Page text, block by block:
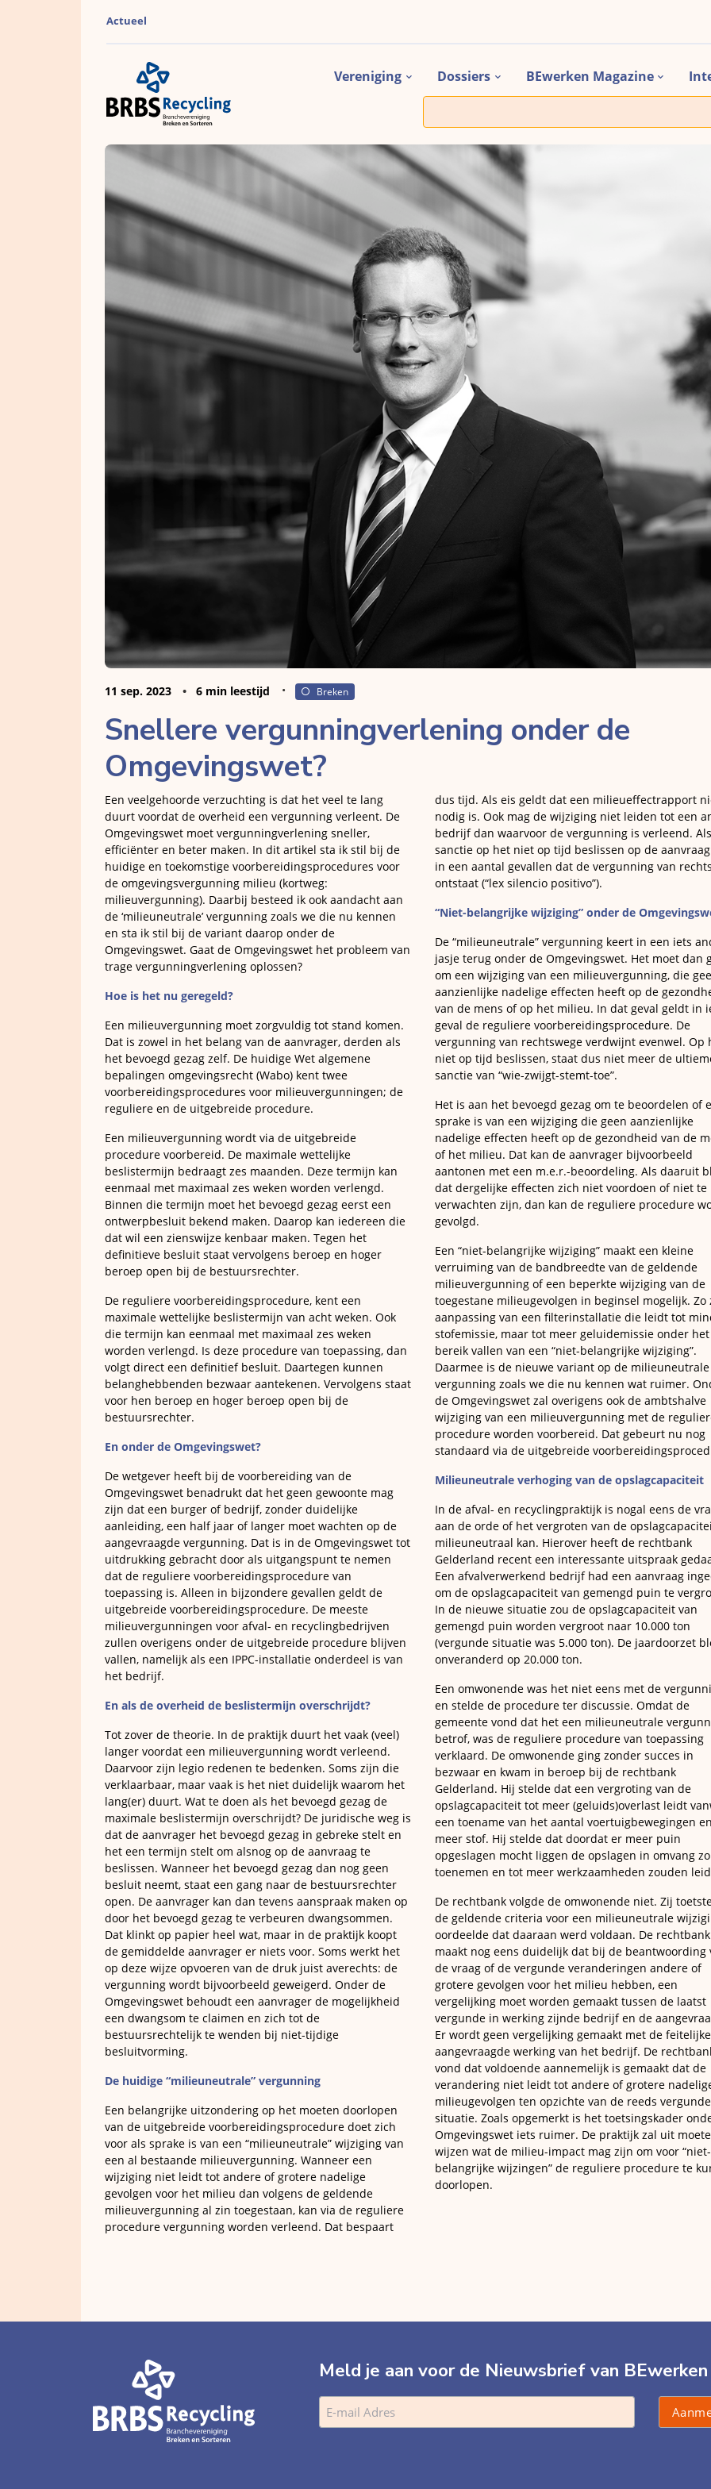
Actueel
Vereniging Dossiers BEwerken Magazine
11 sep. 2023 6 min leestijd Breken
Snellere vergunningverlening onder de
Omgevingswet?
Een veelgehoorde verzuchting is dat het veel te lang
duurt voordat de overheid een vergunning verleent. De
Omgevingswet moet vergunningverlening sneller,
efficiënter en beter maken. In dit artikel sta ik stil bij de
huidige en toekomstige voorbereidingsprocedures voor
de omgevingsvergunning milieu (kortweg:
milieuvergunning). Daarbij besteed ik ook aandacht aan
de ‘milieuneutrale’ vergunning zoals we die nu kennen
en sta ik stil bij de variant daarop onder de
Omgevingswet. Gaat de Omgevingswet het probleem van
trage vergunningverlening oplossen?
Hoe is het nu geregeld?
Een milieuvergunning moet zorgvuldig tot stand komen.
Dat is zowel in het belang van de aanvrager, derden als
het bevoegd gezag zelf. De huidige Wet algemene
bepalingen omgevingsrecht (Wabo) kent twee
voorbereidingsprocedures voor milieuvergunningen; de
reguliere en de uitgebreide procedure.
Een milieuvergunning wordt via de uitgebreide
procedure voorbereid. De maximale wettelijke
beslistermijn bedraagt zes maanden. Deze termijn kan
eenmaal met maximaal zes weken worden verlengd.
Binnen die termijn moet het bevoegd gezag eerst een
ontwerpbesluit bekend maken. Daarop kan iedereen die
dat wil een zienswijze kenbaar maken. Tegen het
definitieve besluit staat vervolgens beroep en hoger
beroep open bij de bestuursrechter.
De reguliere voorbereidingsprocedure, kent een
maximale wettelijke beslistermijn van acht weken. Ook
die termijn kan eenmaal met maximaal zes weken
worden verlengd. Is deze procedure van toepassing, dan
volgt direct een definitief besluit. Daartegen kunnen
belanghebbenden bezwaar aantekenen. Vervolgens staat
voor hen beroep en hoger beroep open bij de
bestuursrechter.
En onder de Omgevingswet?
De wetgever heeft bij de voorbereiding van de
Omgevingswet benadrukt dat het geen gewoonte mag
zijn dat een burger of bedrijf, zonder duidelijke
aanleiding, een half jaar of langer moet wachten op de
aangevraagde vergunning. Dat is in de Omgevingswet tot
uitdrukking gebracht door als uitgangspunt te nemen
dat de reguliere voorbereidingsprocedure van
toepassing is. Alleen in bijzondere gevallen geldt de
uitgebreide voorbereidingsprocedure. De meeste
milieuvergunningen voor afval- en recyclingbedrijven
zullen overigens onder de uitgebreide procedure blijven
vallen, namelijk als een IPPC-installatie onderdeel is van
het bedrijf.
En als de overheid de beslistermijn overschrijdt?
Tot zover de theorie. In de praktijk duurt het vaak (veel)
langer voordat een milieuvergunning wordt verleend.
Daarvoor zijn legio redenen te bedenken. Soms zijn die
verklaarbaar, maar vaak is het niet duidelijk waarom het
lang(er) duurt. Wat te doen als het bevoegd gezag de
maximale beslistermijn overschrijdt? De juridische weg is
dat de aanvrager het bevoegd gezag in gebreke stelt en
het een termijn stelt om alsnog op de aanvraag te
beslissen. Wanneer het bevoegd gezag dan nog geen
besluit neemt, staat een gang naar de bestuursrechter
open. De aanvrager kan dan tevens aanspraak maken op
door het bevoegd gezag te verbeuren dwangsommen.
Dat klinkt op papier heel wat, maar in de praktijk koopt
de gemiddelde aanvrager er niets voor. Soms werkt het
op deze wijze opvoeren van de druk juist averechts: de
vergunning wordt bijvoorbeeld geweigerd. Onder de
Omgevingswet behoudt een aanvrager de mogelijkheid
een dwangsom te claimen en zich tot de
bestuursrechtelijk te wenden bij niet-tijdige
besluitvorming.
De huidige “milieuneutrale” vergunning
Een belangrijke uitzondering op het moeten doorlopen
van de uitgebreide voorbereidingsprocedure doet zich
voor als sprake is van een “milieuneutrale” wijziging van
een al bestaande milieuvergunning. Wanneer een
wijziging niet leidt tot andere of grotere nadelige
gevolgen voor het milieu dan volgens de geldende
milieuvergunning al zin toegestaan, kan via de reguliere
procedure vergunning worden verleend. Dat bespaart
dus tijd. Als eis geldt dat een milieueffectrapport
nodig is. Ook mag de wijziging niet leiden tot een
bedrijf dan waarvoor de vergunning is verleend. Als
sanctie op het niet op tijd beslissen op de
in een aantal gevallen dat de vergunning van
ontstaat (“lex silencio positivo”).
“Niet-belangrijke wijziging” onder de
De “milieuneutrale” vergunning keert in een iets
jasje terug onder de Omgevingswet. Het moet dan
om een wijziging van een milieuvergunning, die
aanzienlijke nadelige effecten heeft op de
van de mens of op het milieu. In dat geval geldt in
geval de reguliere voorbereidingsprocedure. De
vergunning van rechtswege verdwijnt evenwel. Op
niet op tijd beslissen, staat dus niet meer de
sanctie van “wie-zwijgt-stemt-toe”.
Het is aan het bevoegd gezag om te beoordelen of
sprake is van een wijziging die geen aanzienlijke
nadelige effecten heeft op de gezondheid van de
of het milieu. Dat kan de aanvrager bijvoorbeeld
aantonen met een m.e.r.-beoordeling. Als daaruit
dat dergelijke effecten zich niet voordoen of niet te
verwachten zijn, dan kan de reguliere procedure
gevolgd.
Een “niet-belangrijke wijziging” maakt een kleine
verruiming van de bandbreedte van de geldende
milieuvergunning of een beperkte wijziging van de
toegestane milieugevolgen in beginsel mogelijk. Zo
aanpassing van een filterinstallatie die leidt tot
stofemissie, maar tot meer geluidemissie onder het
bereik vallen van een “niet-belangrijke wijziging”.
Daarmee is de nieuwe variant op de milieuneutrale
vergunning zoals we die nu kennen wat ruimer.
de Omgevingswet zal overigens ook de ambtshalve
wijziging van een milieuvergunning met de
procedure worden voorbereid. Dat gebeurt nu nog
standaard via de uitgebreide
Milieuneutrale verhoging van de opslagcapaciteit
In de afval- en recyclingpraktijk is nogal eens de
aan de orde of het vergroten van de
milieuneutraal kan. Hierover heeft de rechtbank
Gelderland recent een interessante uitspraak
Een afvalverwerkend bedrijf had een aanvraag
om de opslagcapaciteit van gemengd puin te
In de nieuwe situatie zou de opslagcapaciteit van
gemengd puin worden vergroot naar 10.000 ton
(vergunde situatie was 5.000 ton). De jaardoorzet
onveranderd op 20.000 ton.
Een omwonende was het niet eens met de
en stelde de procedure ter discussie. Omdat de
gemeente vond dat het een milieuneutrale
betrof, was de reguliere procedure van toepassing
verklaard. De omwonende ging zonder succes in
bezwaar en kwam in beroep bij de rechtbank
Gelderland. Hij stelde dat een vergroting van de
opslagcapaciteit tot meer (geluids)overlast leidt
een toename van het aantal voertuigbewegingen en
meer stof. Hij stelde dat doordat er meer puin
opgeslagen mocht liggen de opslagen in omvang
toenemen en tot meer werkzaamheden zouden
De rechtbank volgde de omwonende niet. Zij
de geldende criteria voor een milieuneutrale
oordeelde dat daaraan werd voldaan. De rechtbank
maakt nog eens duidelijk dat bij de beantwoording
de vraag of de vergunde veranderingen andere of
grotere gevolgen voor het milieu hebben, een
vergelijking moet worden gemaakt tussen de laatst
vergunde in werking zijnde bedrijf en de
Er wordt geen vergelijking gemaakt met de
aangevraagde werking van het bedrijf. De
vond dat voldoende aannemelijk is gemaakt dat de
verandering niet leidt tot andere of grotere
milieugevolgen ten opzichte van de reeds vergunde
situatie. Zoals opgemerkt is het toetsingskader
Omgevingswet iets ruimer. De praktijk zal uit
wijzen wat de milieu-impact mag zijn om voor “niet-
belangrijke wijzingen” de reguliere procedure te
doorlopen.
Meld je aan voor de Nieuwsbrief van